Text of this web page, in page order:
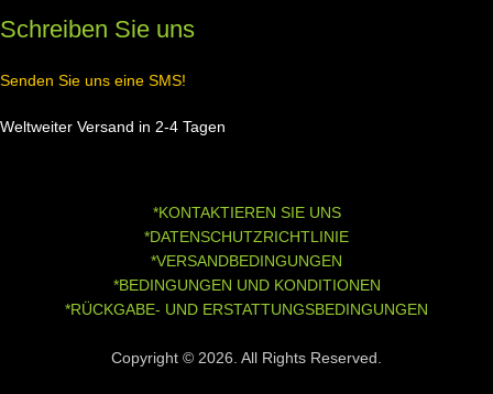
Schreiben Sie uns
Senden Sie uns eine SMS!
Weltweiter Versand in 2-4 Tagen
*KONTAKTIEREN SIE UNS
*DATENSCHUTZRICHTLINIE
*VERSANDBEDINGUNGEN
*BEDINGUNGEN UND KONDITIONEN
*RÜCKGABE- UND ERSTATTUNGSBEDINGUNGEN
Copyright © 2026. All Rights Reserved.